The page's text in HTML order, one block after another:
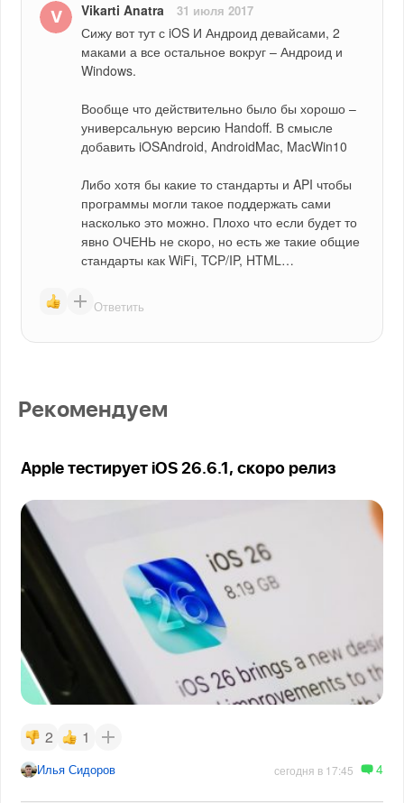
Vikarti Anatra 31 июля 2017
Сижу вот тут с iOS И Андроид девайсами, 2
маками а все остальное вокруг – Андроид и
Windows.
Вообще что действительно было бы хорошо –
универсальную версию Handoff. В смысле
добавить iOSAndroid, AndroidMac, MacWin10
Либо хотя бы какие то стандарты и API чтобы
программы могли такое поддержать сами
насколько это можно. Плохо что если будет то
явно ОЧЕНЬ не скоро, но есть же такие общие
стандарты как WiFi, TCP/IP, HTML…
Ответить
Рекомендуем
Apple тестирует iOS 26.6.1, скоро релиз
2 1
Илья Сидоров сегодня в 17:45 4